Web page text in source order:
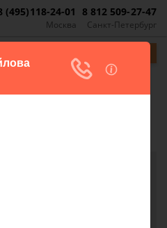
Москва
(495)118-24-01
Санкт-Петербург
8 812 509-27-47
части дома в